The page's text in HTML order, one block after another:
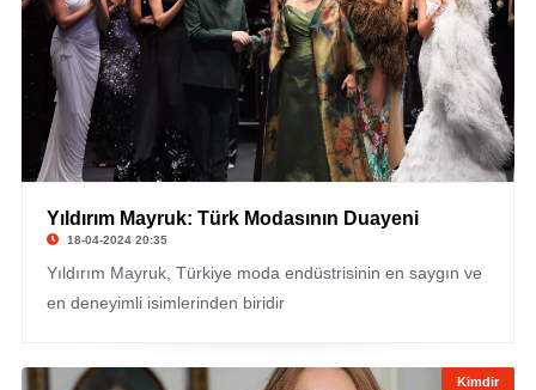
Yıldırım Mayruk: Türk Modasının Duayeni
18-04-2024 20:35
Yıldırım Mayruk, Türkiye moda endüstrisinin en saygın ve
en deneyimli isimlerinden biridir
Kimdir